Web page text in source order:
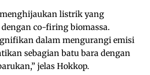
listrik yang
co-firing biomassa.
dalam mengurangi emisi
sebagian batu bara dengan
jelas Hokkop.